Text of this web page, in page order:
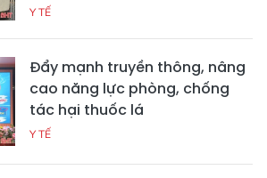
Y TẾ
Đẩy mạnh truyền thông, nâng
cao năng lực phòng, chống
tác hại thuốc lá
Y TẾ